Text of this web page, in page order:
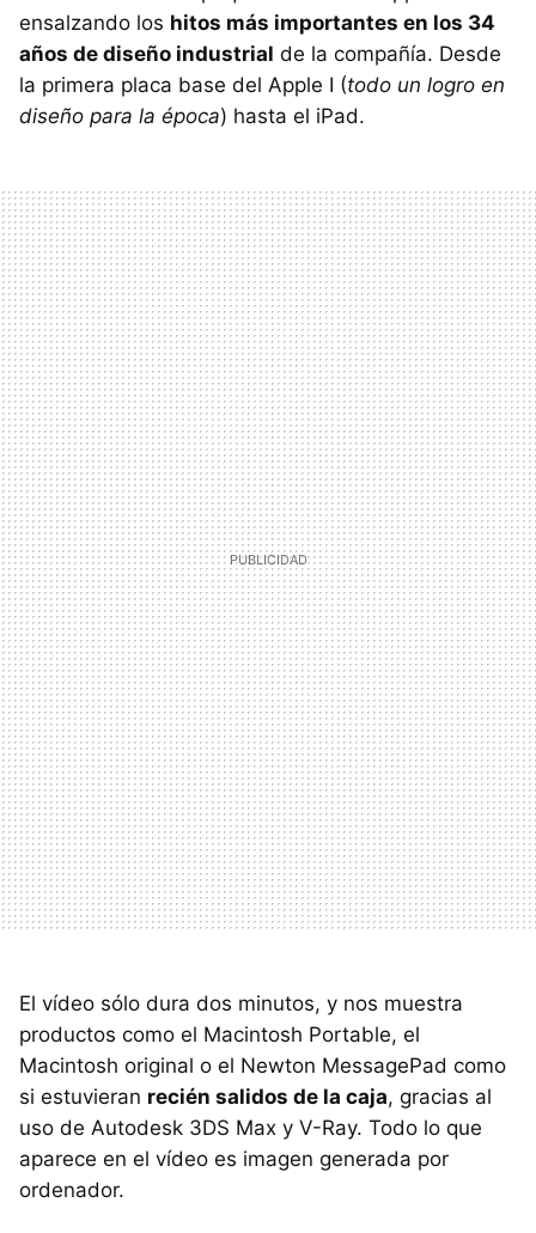
ensalzando los hitos más importantes en los 34
años de diseño industrial de la compañía. Desde
la primera placa base del Apple I (todo un logro en
diseño para la época) hasta el iPad.
El vídeo sólo dura dos minutos, y nos muestra
productos como el Macintosh Portable, el
Macintosh original o el Newton MessagePad como
si estuvieran recién salidos de la caja, gracias al
uso de Autodesk 3DS Max y V-Ray. Todo lo que
aparece en el vídeo es imagen generada por
ordenador.